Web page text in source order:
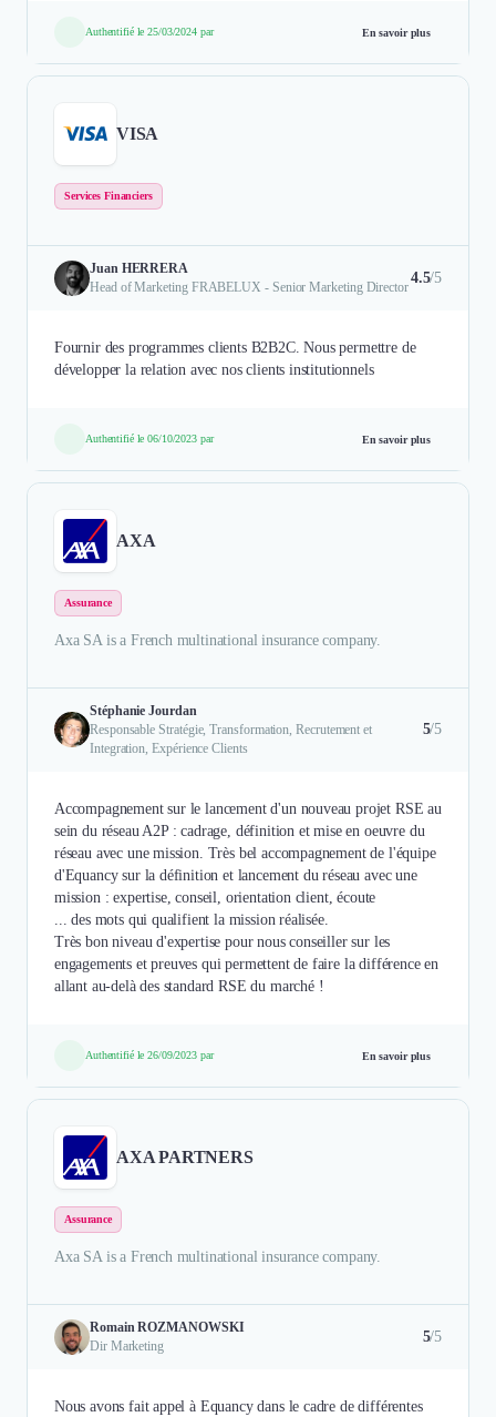
Authentifié le 25/03/2024 par En savoir plus
VISA
Services Financiers
Juan HERRERA
Head of Marketing FRABELUX - Senior Marketing Director
4.5/5
Fournir des programmes clients B2B2C. Nous permettre de
développer la relation avec nos clients institutionnels
Authentifié le 06/10/2023 par En savoir plus
AXA
Assurance
Axa SA is a French multinational insurance company.
Stéphanie Jourdan
Responsable Stratégie, Transformation, Recrutement et
Integration, Expérience Clients
5/5
Accompagnement sur le lancement d'un nouveau projet RSE au
sein du réseau A2P : cadrage, définition et mise en oeuvre du
réseau avec une mission. Très bel accompagnement de l'équipe
d'Equancy sur la définition et lancement du réseau avec une
mission : expertise, conseil, orientation client, écoute
... des mots qui qualifient la mission réalisée.
Très bon niveau d'expertise pour nous conseiller sur les
engagements et preuves qui permettent de faire la différence en
allant au-delà des standard RSE du marché !
Authentifié le 26/09/2023 par En savoir plus
AXA PARTNERS
Assurance
Axa SA is a French multinational insurance company.
Romain ROZMANOWSKI
Dir Marketing
5/5
Nous avons fait appel à Equancy dans le cadre de différentes